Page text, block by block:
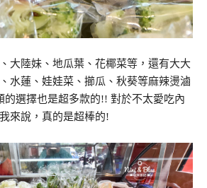
大陸妹、地瓜葉、花椰菜等，還有大大
水蓮、娃娃菜、擳瓜、秋葵等麻辣燙滷
的選擇也是超多款的!! 對於不太愛吃內
來說，真的是超棒的!